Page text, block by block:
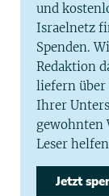
und
Israelnetz
Spenden.
Redaktion
liefern über
Ihrer
gewohnten
Leser
Jetzt